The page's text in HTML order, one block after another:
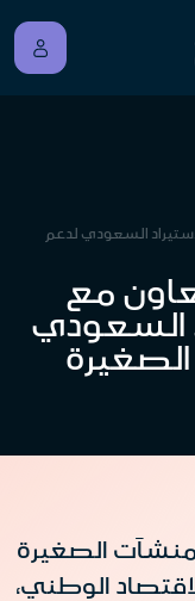
السعودي لدعم
مع
السعودي
الصغيرة
الوطني،